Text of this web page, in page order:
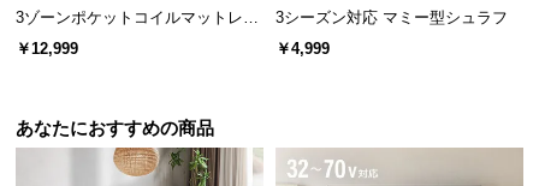
い
て
お
客
ダブルファスナーで自由に温度調節
上下から開閉可能なダブルファスナー仕様。暑くな
ったら足元のファスナーを開けるだけで、温度調整
が簡単にできます。
3ゾーンポケットコイルマットレス
厚さ22cm S ブラック
￥12,999
3シーズン対応 マミー型シュラフ
￥4,999
あなたにおすすめの商品